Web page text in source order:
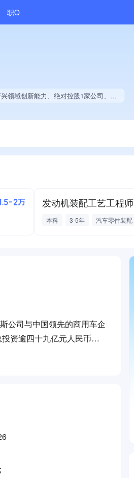
职Q
局行业领先、拥有绿色低碳技术、经营年限全国同行前20%、残疾人就业贡献、权威管理体系认证、大学生就业贡献、拥有绿色资质、拥有工艺创新能力、拥有著作权、软件研发量位于同行前5%
2万 发动机装配工艺工程师
本科 3-5年 汽车零件装配
公司与中国领先的商用车企
资逾四十九亿元人民币，
轻型以及ISG系列10.5
heavy-duty diesel
BFCEC is among the
in 2.8L and 3.8L, ISF
功率范围覆盖46 - 210马